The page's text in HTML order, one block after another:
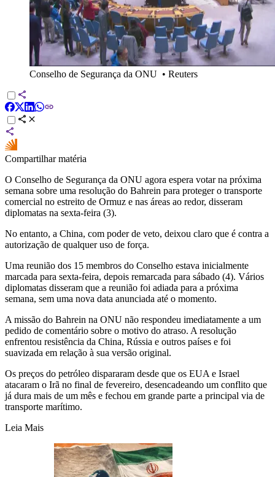
Conselho de Segurança da ONU • Reuters
Compartilhar matéria
O Conselho de Segurança da ONU agora espera votar na próxima
semana sobre uma resolução do Bahrein para proteger o transporte
comercial no estreito de Ormuz e nas áreas ao redor, disseram
diplomatas na sexta-feira (3).
No entanto, a China, com poder de veto, deixou claro que é contra a
autorização de qualquer uso de força.
Uma reunião dos 15 membros do Conselho estava inicialmente
marcada para sexta-feira, depois remarcada para sábado (4). Vários
diplomatas disseram que a reunião foi adiada para a próxima
semana, sem uma nova data anunciada até o momento.
A missão do Bahrein na ONU não respondeu imediatamente a um
pedido de comentário sobre o motivo do atraso. A resolução
enfrentou resistência da China, Rússia e outros países e foi
suavizada em relação à sua versão original.
Os preços do petróleo dispararam desde que os EUA e Israel
atacaram o Irã no final de fevereiro, desencadeando um conflito que
já dura mais de um mês e fechou em grande parte a principal via de
transporte marítimo.
Leia Mais